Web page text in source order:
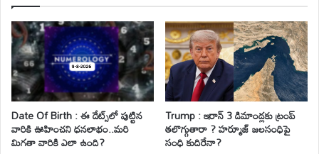
Date Of Birth : ఈ డేట్స్‌లో పుట్టిన
వారికి ఊహించని ధనలాభం..మరి
మిగతా వారికి ఎలా ఉంది?
Trump : ఇరాన్ 3 డిమాండ్లకు ట్రంప్
తలొగ్గుతారా ? హర్మూజ్ జలసంధిపై
సంధి కుదిరేనా?